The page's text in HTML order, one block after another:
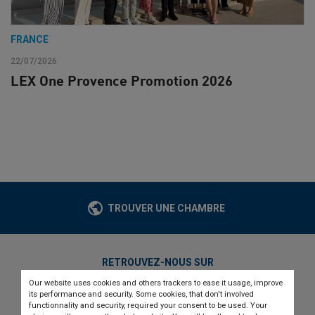
Our website uses cookies and others trackers to ease it usage, improve
its performance and security. Some cookies, that don't involved
functionnality and security, required your consent to be used. Your
FRANCE
22/07/2026
LEX One Provence Promotion 2026
TROUVER UNE CHAMBRE
RETROUVEZ-NOUS SUR
twitterlinkedinyoutube